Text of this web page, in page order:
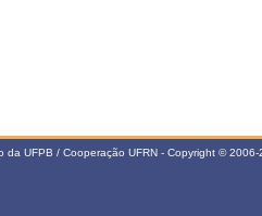
UFPB / Cooperação UFRN - Copyright ©